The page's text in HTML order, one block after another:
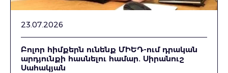
23.07.2026
Բոլոր հիմքերն ունենք ՄԻԵԴ-ում դրական
արդյունքի հասնելու համար. Սիրանուշ
Սահակյան